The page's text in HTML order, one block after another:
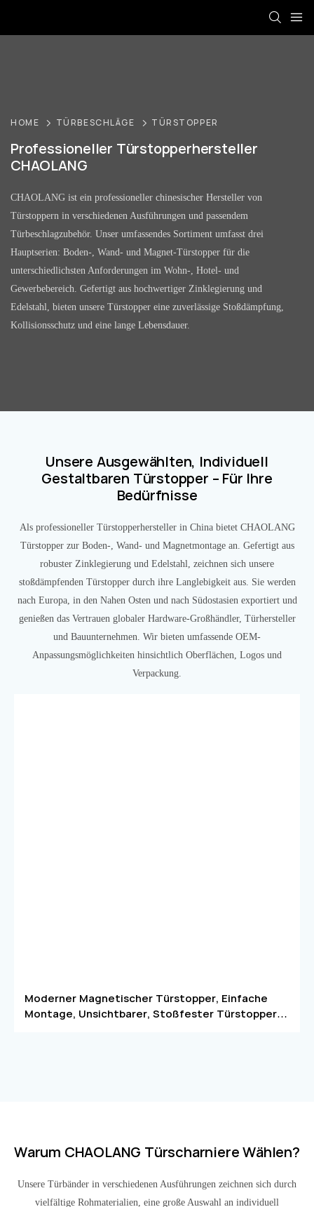
HOME TÜRBESCHLÄGE TÜRSTOPPER
Professioneller Türstopperhersteller
CHAOLANG
CHAOLANG ist ein professioneller chinesischer Hersteller von
Türstoppern in verschiedenen Ausführungen und passendem
Türbeschlagzubehör. Unser umfassendes Sortiment umfasst drei
Hauptserien: Boden-, Wand- und Magnet-Türstopper für die
unterschiedlichsten Anforderungen im Wohn-, Hotel- und
Gewerbebereich. Gefertigt aus hochwertiger Zinklegierung und
Edelstahl, bieten unsere Türstopper eine zuverlässige Stoßdämpfung,
Kollisionsschutz und eine lange Lebensdauer.
Unsere Ausgewählten, Individuell
Gestaltbaren Türstopper – Für Ihre
Bedürfnisse
Als professioneller Türstopperhersteller in China bietet CHAOLANG
Türstopper zur Boden-, Wand- und Magnetmontage an. Gefertigt aus
robuster Zinklegierung und Edelstahl, zeichnen sich unsere
stoßdämpfenden Türstopper durch ihre Langlebigkeit aus. Sie werden
nach Europa, in den Nahen Osten und nach Südostasien exportiert und
genießen das Vertrauen globaler Hardware-Großhändler, Türhersteller
und Bauunternehmen. Wir bieten umfassende OEM-
Anpassungsmöglichkeiten hinsichtlich Oberflächen, Logos und
Verpackung.
Moderner Magnetischer Türstopper, Einfache
Montage, Unsichtbarer, Stoßfester Türstopper
Warum CHAOLANG Türscharniere Wählen?
Unsere Türbänder in verschiedenen Ausführungen zeichnen sich durch
vielfältige Rohmaterialien, eine große Auswahl an individuell